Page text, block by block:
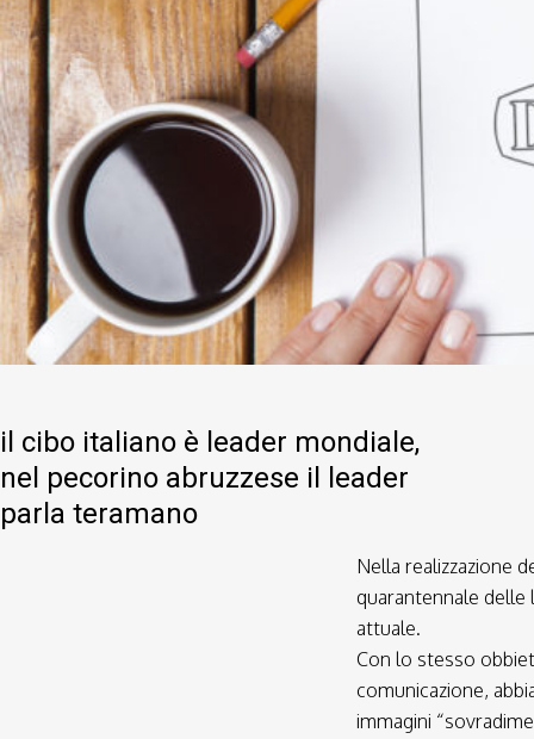
il cibo italiano è leader mondiale,
nel pecorino abruzzese il leader
parla teramano
Nella realizzazione
quarantennale
attuale.
Con lo stesso
comunicazione,
immagini